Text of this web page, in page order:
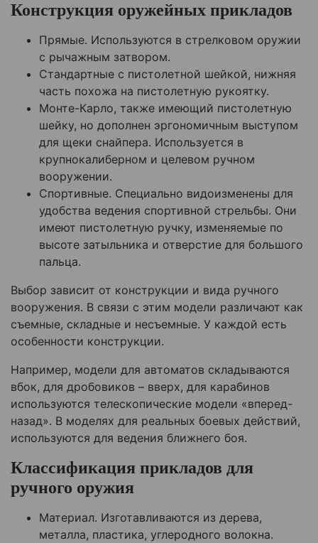
Конструкция оружейных прикладов
Прямые. Используются в стрелковом оружии
с рычажным затвором.
Стандартные с пистолетной шейкой, нижняя
часть похожа на пистолетную рукоятку.
Монте-Карло, также имеющий пистолетную
шейку, но дополнен эргономичным выступом
для щеки снайпера. Используется в
крупнокалиберном и целевом ручном
вооружении.
Спортивные. Специально видоизменены для
удобства ведения спортивной стрельбы. Они
имеют пистолетную ручку, изменяемые по
высоте затыльника и отверстие для большого
пальца.
Выбор зависит от конструкции и вида ручного
вооружения. В связи с этим модели различают как
съемные, складные и несъемные. У каждой есть
особенности конструкции.
Например, модели для автоматов складываются
вбок, для дробовиков – вверх, для карабинов
используются телескопические модели «вперед-
назад». В моделях для реальных боевых действий,
используются для ведения ближнего боя.
Классификация прикладов для
ручного оружия
Материал. Изготавливаются из дерева,
металла, пластика, углеродного волокна.